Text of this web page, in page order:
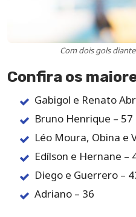
Com dois gols
Confira os
Gabigol e Renato
Bruno Henrique – 57
Léo Moura, Obina e
Edílson e Hernane –
Diego e Guerrero –
Adriano – 36